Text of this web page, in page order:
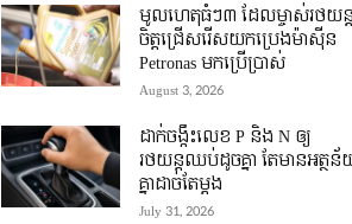
មូលហេតុធំៗ៣ ដែលម្ចាស់រថយន្
ចិត្តជ្រើសរើសយកប្រេងម៉ាស៊ីន
Petronas មកប្រើប្រាស់
August 3, 2026
ដាក់ចង្កឹះលេខ P និង N ឲ្យ
រថយន្តឈប់ដូចគ្នា តែមានអត្ថ
គ្នាដាច់តែម្តង
July 31, 2026